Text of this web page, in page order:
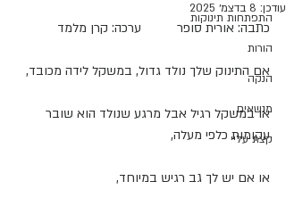
התפתחות תינוקות
הורות
הנקה
מנשאים
קצת עליי
עודכן: 8 בדצמ׳ 2025
כתבה: אורית סופר          ערכה: קרן מלמד
אם התינוק שלך נולד גדול, במשקל לידה מכובד,
או במשקל רגיל אבל מרגע שנולד הוא שובר
עקומות כלפי מעלה,
או אם יש לך גב רגיש במיוחד,